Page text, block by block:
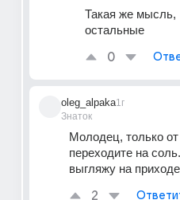
Такая же мысль,
остальные
0
oleg_alpaka
Знаток
1г
Молодец, только от
переходите на
выгляжу на
2